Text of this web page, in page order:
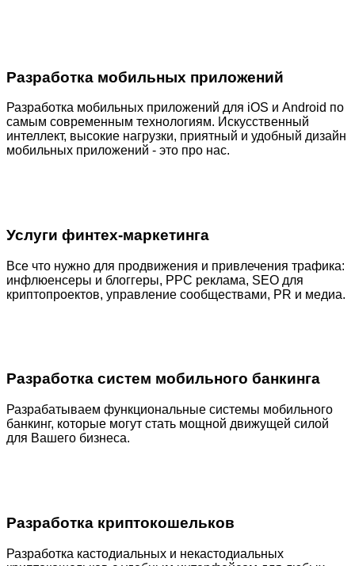
Разработка мобильных приложений
Разработка мобильных приложений для iOS и Android по
самым современным технологиям. Искусственный
интеллект, высокие нагрузки, приятный и удобный дизайн
мобильных приложений - это про нас.
Услуги финтех-маркетинга
Все что нужно для продвижения и привлечения трафика:
инфлюенсеры и блоггеры, PPC реклама, SEO для
криптопроектов, управление сообществами, PR и медиа.
Разработка систем мобильного банкинга
Разрабатываем функциональные системы мобильного
банкинг, которые могут стать мощной движущей силой
для Вашего бизнеса.
Разработка криптокошельков
Разработка кастодиальных и некастодиальных